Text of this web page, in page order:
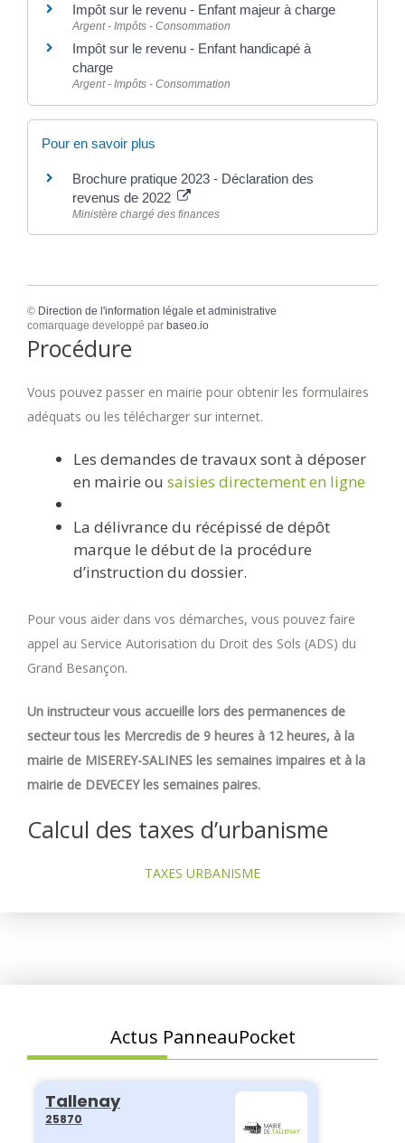
Impôt sur le revenu - Enfant majeur à charge
Argent - Impôts - Consommation
Impôt sur le revenu - Enfant handicapé à
charge
Argent - Impôts - Consommation
Pour en savoir plus
Brochure pratique 2023 - Déclaration des
revenus de 2022
Ministère chargé des finances
© Direction de l'information légale et administrative
comarquage developpé par baseo.io
Procédure
Vous pouvez passer en mairie pour obtenir les formulaires
adéquats ou les télécharger sur internet.
Les demandes de travaux sont à déposer
en mairie ou saisies directement en ligne
La délivrance du récépissé de dépôt
marque le début de la procédure
d’instruction du dossier.
Pour vous aider dans vos démarches, vous pouvez faire
appel au Service Autorisation du Droit des Sols (ADS) du
Grand Besançon.
Un instructeur vous accueille lors des permanences de
secteur tous les Mercredis de 9 heures à 12 heures, à la
mairie de MISEREY-SALINES les semaines impaires et à la
mairie de DEVECEY les semaines paires.
Calcul des taxes d’urbanisme
TAXES URBANISME
Actus PanneauPocket